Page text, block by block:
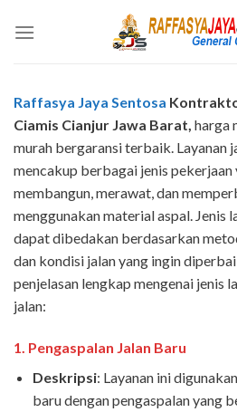
Raffasya Jaya Sentosa
Ciamis Cianjur Jawa Barat, harga
murah bergaransi terbaik. Layanan
mencakup berbagai jenis
membangun, merawat, dan
menggunakan material aspal. Jenis
dapat dibedakan berdasarkan
dan kondisi jalan yang ingin
penjelasan lengkap mengenai jenis
jalan:
1. Pengaspalan Jalan Baru
Deskripsi: Layanan ini
baru dengan pengaspalan yang